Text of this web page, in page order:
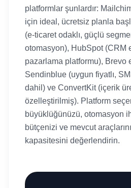
platformlar şunlardır:
için ideal, ücretsiz planla
(e-ticaret odaklı, güçlü
otomasyon), HubSpot (CRM
pazarlama platformu), Brevo
Sendinblue (uygun fiyatlı,
dahil) ve ConvertKit (içerik
özelleştirilmiş). Platform
büyüklüğünüzü, otomasyon
bütçenizi ve mevcut
kapasitesini değerlendirin.